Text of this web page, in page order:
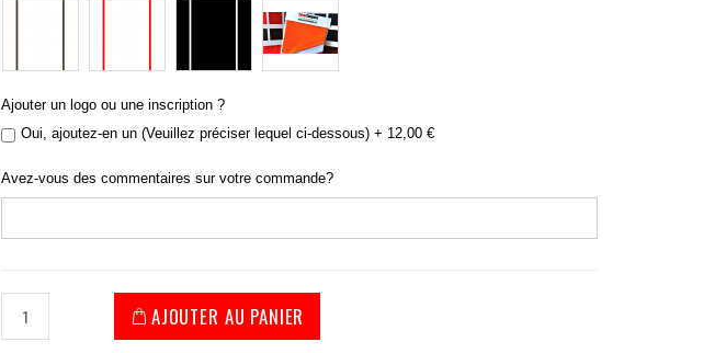
Ajouter un logo ou une inscription ?
Oui, ajoutez-en un (Veuillez préciser lequel ci-dessous) + 12,00 €
Avez-vous des commentaires sur votre commande?
AJOUTER AU PANIER